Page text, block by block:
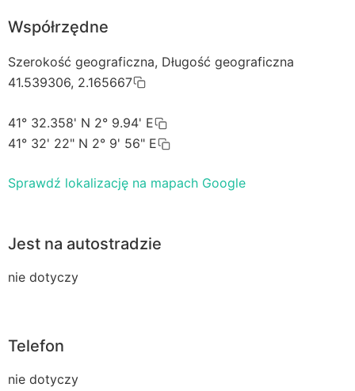
Współrzędne
Szerokość geograficzna, Długość geograficzna
41.539306, 2.165667
41° 32.358' N 2° 9.94' E
41° 32' 22" N 2° 9' 56" E
Sprawdź lokalizację na mapach Google
Jest na autostradzie
nie dotyczy
Telefon
nie dotyczy